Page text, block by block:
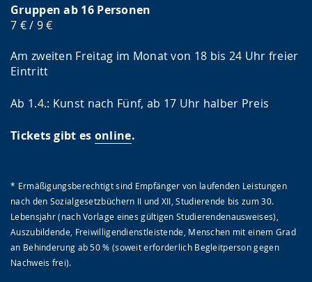
Gruppen ab 16 Personen
7 € / 9 €
Am zweiten Freitag im Monat von 18 bis 24 Uhr freier
Eintritt
Ab 1.4.: Kunst nach Fünf, ab 17 Uhr halber Preis
Tickets gibt es online.
* Ermäßigungsberechtigt sind Empfänger von laufenden Leistungen
nach den Sozialgesetzbüchern II und XII, Studierende bis zum 30.
Lebensjahr (nach Vorlage eines gültigen Studierendenausweises),
Auszubildende, Freiwilligendienstleistende, Menschen mit einem Grad
an Behinderung ab 50 % (soweit erforderlich Begleitperson gegen
Nachweis frei).